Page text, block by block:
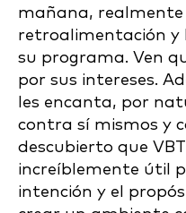
mañana, realmente
retroalimentación y
su programa. Ven
por sus intereses.
les encanta, por
contra sí mismos y
descubierto que
increíblemente útil
intención y el